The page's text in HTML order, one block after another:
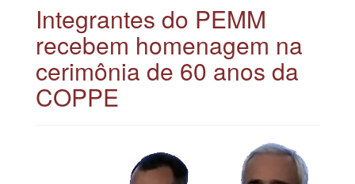
Integrantes do PEMM
recebem homenagem na
cerimônia de 60 anos da
COPPE